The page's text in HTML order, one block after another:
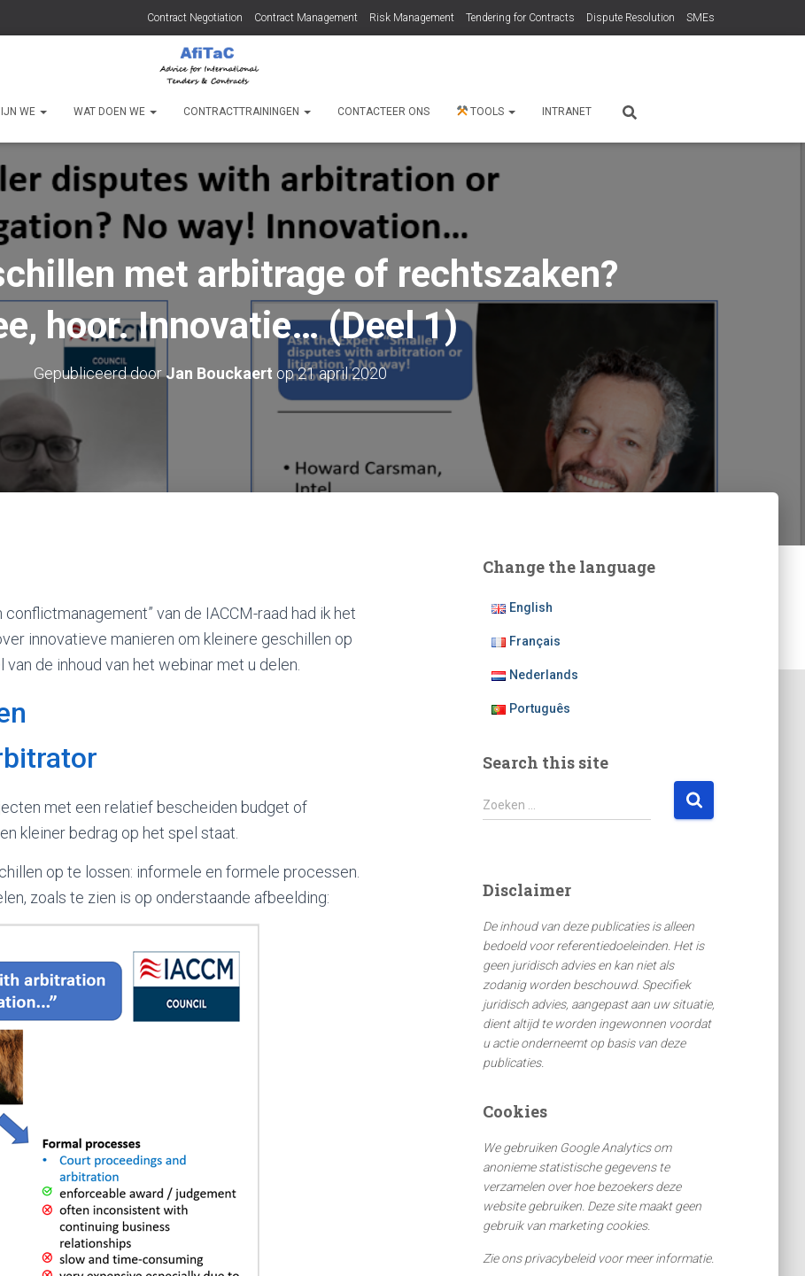
Contract Negotiation Contract Management Risk Management Tendering for Contracts Dispute Resolution SMEs
WE WAT DOEN WE CONTRACTTRAININGEN CONTACTEER ONS TOOLS INTRANET
met arbitrage of rechtszaken?
hoor. Innovatie… (Deel 1)
Gepubliceerd doorJan Bouckaert op21 april 2020
van de IACCM-raad had ik het
innovatieve manieren om kleinere geschillen op
de inhoud van het webinar met u delen.
met een relatief bescheiden budget of
kleiner bedrag op het spel staat.
op te lossen: informele en formele processen.
zoals te zien is op onderstaande afbeelding:
Change the language
English
Français
Nederlands
Português
Search this site
Z
o
n
a
a
r
:
Zoeken …
Disclaimer
De inhoud van deze publicaties is alleen
bedoeld voor referentiedoeleinden. Het is
geen juridisch advies en kan niet als
zodanig worden beschouwd. Specifiek
juridisch advies, aangepast aan uw situatie,
dient altijd te worden ingewonnen voordat
u actie onderneemt op basis van deze
publicaties.
Cookies
We gebruiken Google Analytics om
anonieme statistische gegevens te
verzamelen over hoe bezoekers deze
website gebruiken. Deze site maakt geen
gebruik van marketing cookies.
Zie ons privacybeleid voor meer informatie.